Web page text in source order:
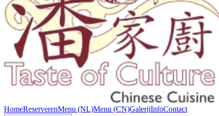
HomeReserverenMenu (NL)Menu (CN)GalerijInfoContact